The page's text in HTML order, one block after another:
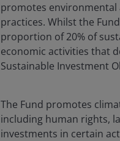
promotes environmental
practices. Whilst the
proportion of 20% of
economic activities that
Sustainable Investment
The Fund promotes
including human rights,
investments in certain